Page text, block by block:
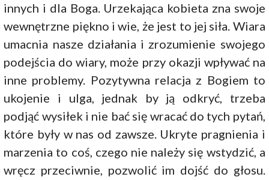
innych i dla Boga. Urzekająca kobieta zna swoje
wewnętrzne piękno i wie, że jest to jej siła. Wiara
umacnia nasze działania i zrozumienie swojego
podejścia do wiary, może przy okazji wpływać na
inne problemy. Pozytywna relacja z Bogiem to
ukojenie i ulga, jednak by ją odkryć, trzeba
podjąć wysiłek i nie bać się wracać do tych pytań,
które były w nas od zawsze. Ukryte pragnienia i
marzenia to coś, czego nie należy się wstydzić, a
wręcz przeciwnie, pozwolić im dojść do głosu.